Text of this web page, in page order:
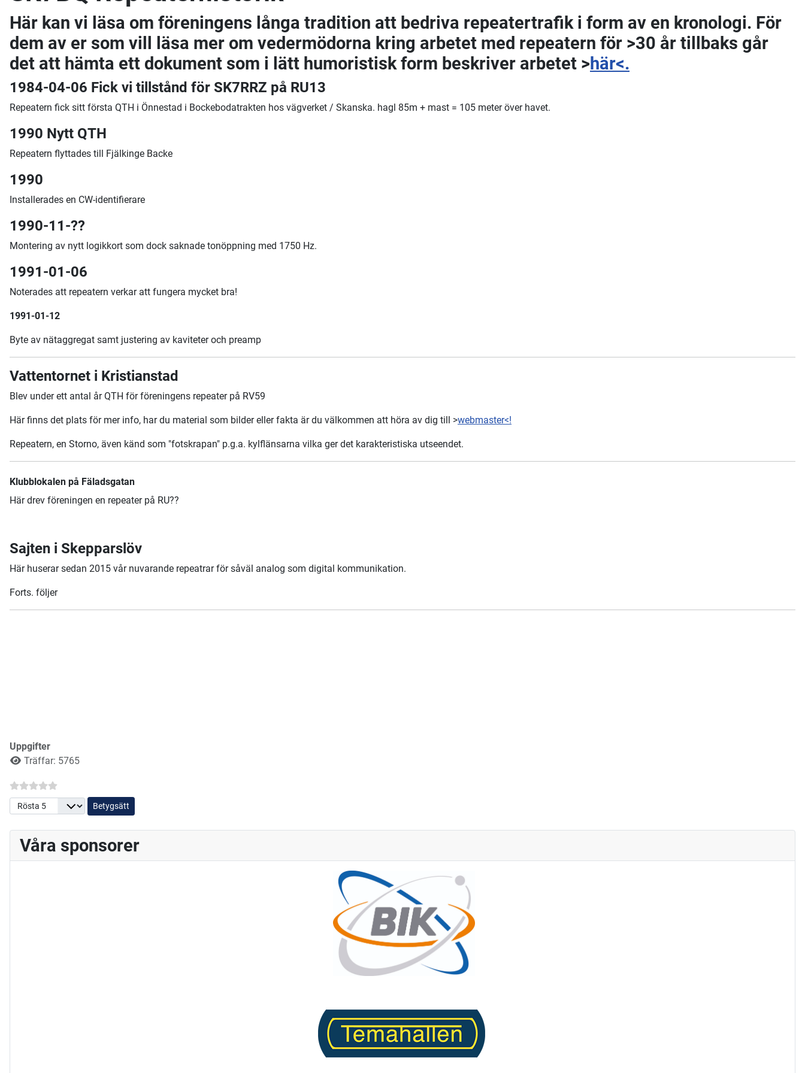
Här kan vi läsa om föreningens långa tradition att bedriva repeatertrafik i form av en kronologi. För
dem av er som vill läsa mer om vedermödorna kring arbetet med repeatern för >30 år tillbaks går
det att hämta ett dokument som i lätt humoristisk form beskriver arbetet >här<.
1984-04-06 Fick vi tillstånd för SK7RRZ på RU13
Repeatern fick sitt första QTH i Önnestad i Bockebodatrakten hos vägverket / Skanska. hagl 85m + mast = 105 meter över havet.
1990 Nytt QTH
Repeatern flyttades till Fjälkinge Backe
1990
Installerades en CW-identifierare
1990-11-??
Montering av nytt logikkort som dock saknade tonöppning med 1750 Hz.
1991-01-06
Noterades att repeatern verkar att fungera mycket bra!
1991-01-12
Byte av nätaggregat samt justering av kaviteter och preamp
Vattentornet i Kristianstad
Blev under ett antal år QTH för föreningens repeater på RV59
Här finns det plats för mer info, har du material som bilder eller fakta är du välkommen att höra av dig till >webmaster<!
Repeatern, en Storno, även känd som "fotskrapan" p.g.a. kylflänsarna vilka ger det karakteristiska utseendet.
Klubblokalen på Fäladsgatan
Här drev föreningen en repeater på RU??
Sajten i Skepparslöv
Här huserar sedan 2015 vår nuvarande repeatrar för såväl analog som digital kommunikation.
Forts. följer
Uppgifter
Träffar: 5765
Betygsätt
Våra sponsorer